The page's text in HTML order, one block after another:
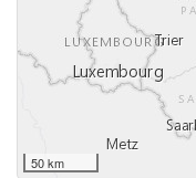
50 km